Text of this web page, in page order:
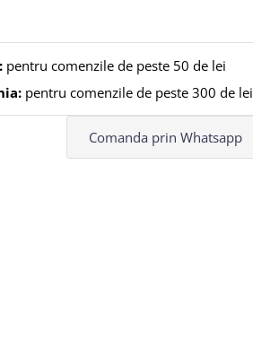
pentru comenzile de peste 50 de lei
pentru comenzile de peste 300 de lei
Comanda prin Whatsapp